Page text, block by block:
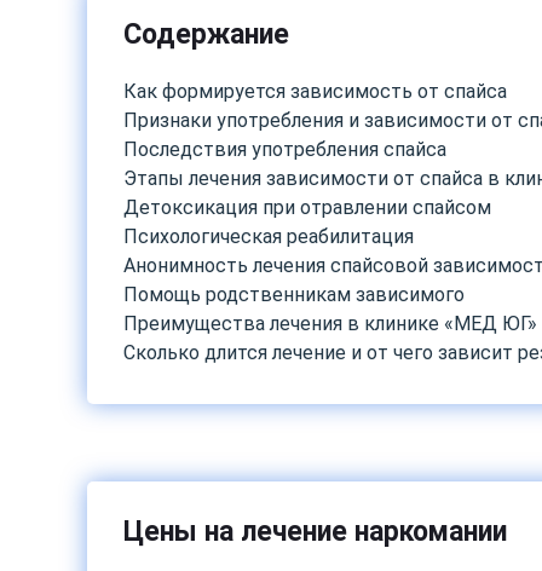
Содержание
Как формируется зависимость от спайса
Признаки употребления и зависимости от
Последствия употребления спайса
Этапы лечения зависимости от спайса в
Детоксикация при отравлении спайсом
Психологическая реабилитация
Анонимность лечения спайсовой
Помощь родственникам зависимого
Преимущества лечения в клинике «МЕД ЮГ»
Сколько длится лечение и от чего зависит
Цены на лечение наркомании